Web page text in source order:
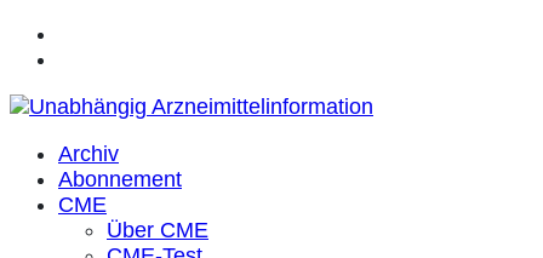
Archiv
Abonnement
CME
Über CME